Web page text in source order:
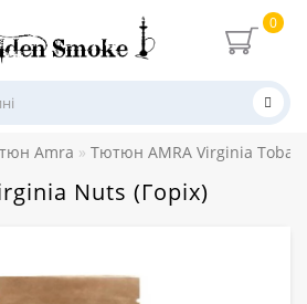
0
Amra Тютюн AMRA Virginia
Nuts (Горіх)